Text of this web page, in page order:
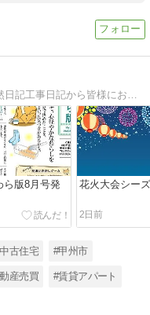
甲州市勝沼町にある雨宮工務店の徒然日記工事日記から皆様にお役に立つ情報まで随時発信しています！
ら版8月号発
花火大会シー
2日前
古住宅 #甲州市
産売買 #賃貸アパート